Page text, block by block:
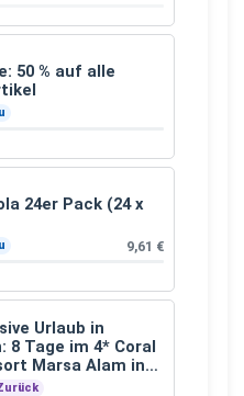
50 % auf alle
24er Pack (24 x
9,61 €
Urlaub in
8 Tage im 4* Coral
Marsa Alam inkl.
€ p.P.